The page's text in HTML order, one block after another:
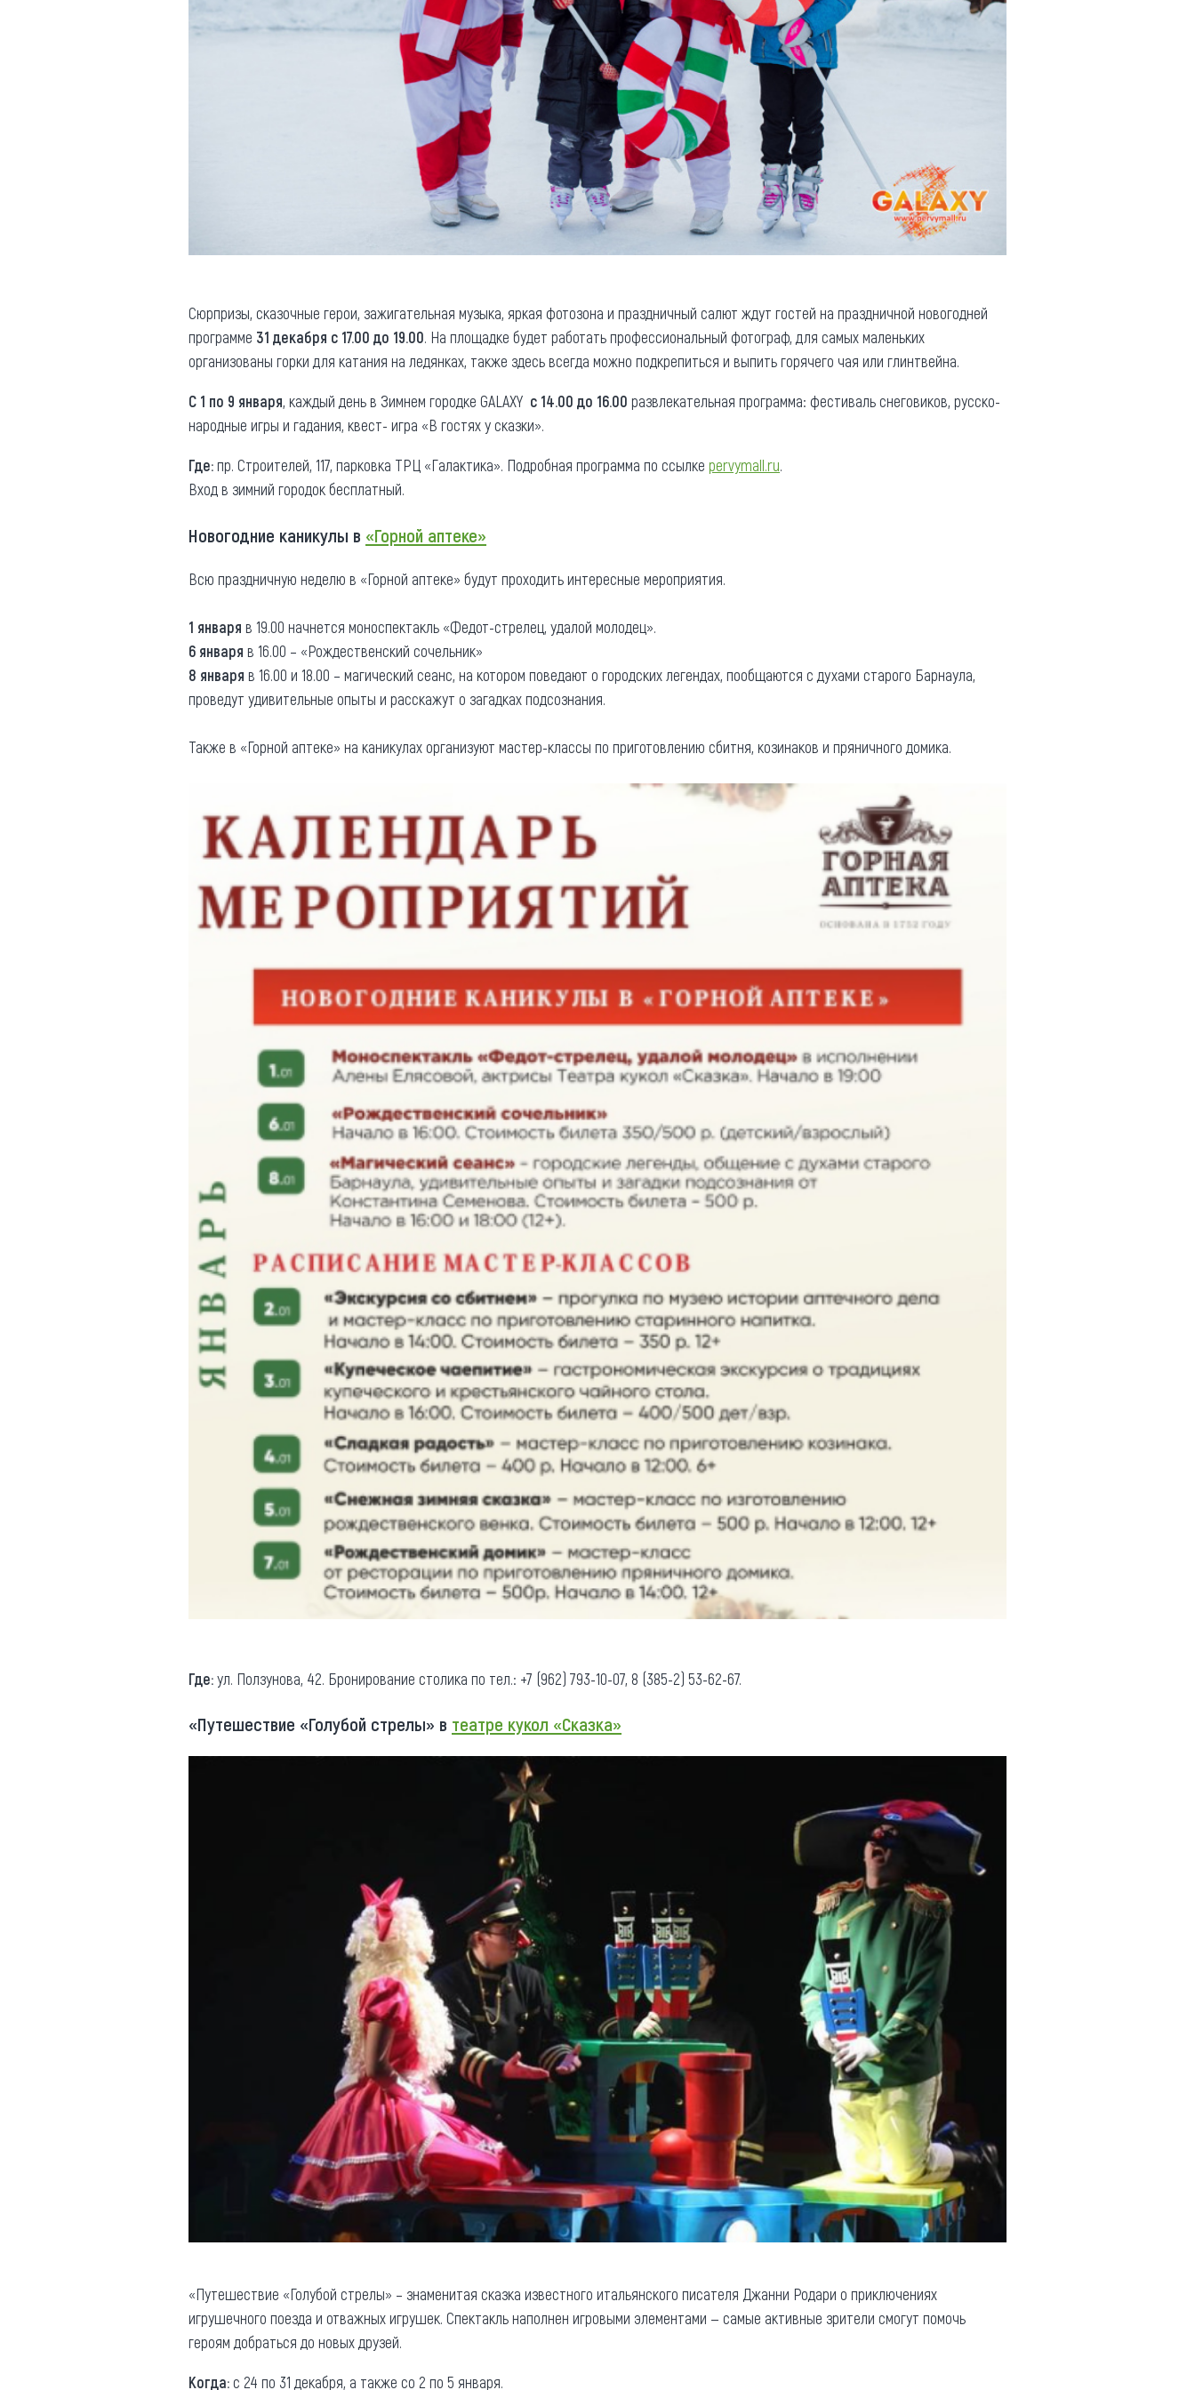
Противодействие коррупции
Сюрпризы, сказочные герои, зажигательная музыка, яркая фотозона и праздничный салют ждут гостей на праздничной новогодней
программе 31 декабря с 17.00 до 19.00. На площадке будет работать профессиональный фотограф, для самых маленьких
организованы горки для катания на ледянках, также здесь всегда можно подкрепиться и выпить горячего чая или глинтвейна.
С 1 по 9 января, каждый день в Зимнем городке GALAXY с 14.00 до 16.00 развлекательная программа: фестиваль снеговиков, русско-
народные игры и гадания, квест- игра «В гостях у сказки».
Где:пр. Строителей, 117, парковка ТРЦ «Галактика». Подробная программа по ссылке pervymall.ru.
Вход в зимний городок бесплатный.
Новогодние каникулы в «Горной аптеке»
Всю праздничную неделю в «Горной аптеке» будут проходить интересные мероприятия.
1 января в 19.00 начнется моноспектакль «Федот-стрелец, удалой молодец».
6 января в 16.00 – «Рождественский сочельник»
8 января в 16.00 и 18.00 – магический сеанс, на котором поведают о городских легендах, пообщаются с духами старого Барнаула,
проведут удивительные опыты и расскажут о загадках подсознания.
Также в «Горной аптеке» на каникулах организуют мастер-классы по приготовлению сбитня, козинаков и пряничного домика.
Где:ул. Ползунова, 42. Бронирование столика по тел.: +7 (962) 793-10-07, 8 (385-2) 53-62-67.
«Путешествие «Голубой стрелы» в театре кукол «Сказка»
«Путешествие «Голубой стрелы» – знаменитая сказка известного итальянского писателя Джанни Родари о приключениях
игрушечного поезда и отважных игрушек. Спектакль наполнен игровыми элементами — самые активные зрители смогут помочь
героям добраться до новых друзей.
Когда:с 24 по 31 декабря, а также со 2 по 5 января.